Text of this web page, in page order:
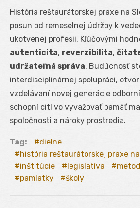
História reštaurátorskej praxe na
posun od remeselnej údržby k
ukotvenej profesii. Kľúčovými
autenticita, reverzibilita,
udržateľná správa. Budúcnosť
interdisciplinárnej spolupráci,
vzdelávaní novej generácie
schopní citlivo vyvažovať pamäť
spoločnosti a nároky prostredia.
Tag:
dielne
história reštaurátorskej praxe
inštitúcie
legislatíva
pamiatky
školy